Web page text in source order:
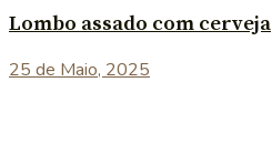
Lombo assado com cerveja
25 de Maio, 2025